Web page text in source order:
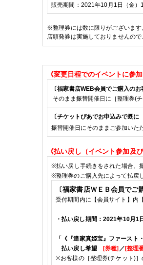
販売期間： 2021年10 月1 日（金）
※整理券には数に限りがございま
店頭発券は実施しておりませんので
《変更日程でのイベントに参
〔福家書店WEB会員でご購入のお
そのまま振替開催日に［整理券(
〔チケットぴあでお申込みで既に
振替開催日にそのままご参加いた
《払い戻し（イベント参加及
※払い戻し手続きをされた場合、
※整理券のご購入先によって払戻
〔福家書店ＷＥＢ会員でご
受付期間内に【会員サイト】内
・払い戻し期間： 2021年10月1
「 《 『達家真姫宝』ファースト
払い戻し希望
[券種] ／ [整理
※お客様の［整理券(チケット )